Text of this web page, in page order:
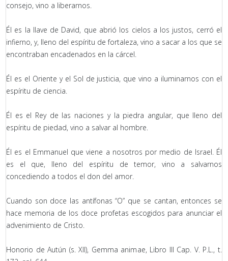
consejo, vino a liberarnos.
Él es la llave de David, que abrió los cielos a los justos, cerró el
infierno, y, lleno del espíritu de fortaleza, vino a sacar a los que se
encontraban encadenados en la cárcel.
Él es el Oriente y el Sol de justicia, que vino a iluminarnos con el
espíritu de ciencia.
Él es el Rey de las naciones y la piedra angular, que lleno del
espíritu de piedad, vino a salvar al hombre.
Él es el Emmanuel que viene a nosotros por medio de Israel. Él
es el que, lleno del espíritu de temor, vino a salvarnos
concediendo a todos el don del amor.
Cuando son doce las antífonas “O” que se cantan, entonces se
hace memoria de los doce profetas escogidos para anunciar el
advenimiento de Cristo.
Honorio de Autún (s. XII), Gemma animae, Libro III Cap. V. P.L., t.